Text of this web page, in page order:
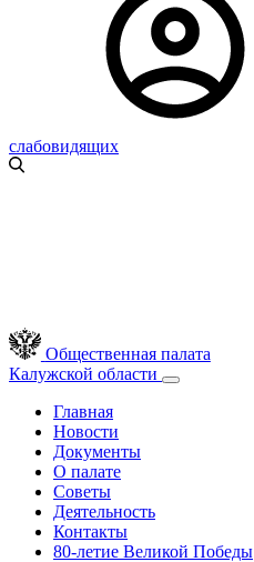
слабовидящих
Общественная палата
Калужской области
Главная
Новости
Документы
О палате
Советы
Деятельность
Контакты
80-летие Великой Победы